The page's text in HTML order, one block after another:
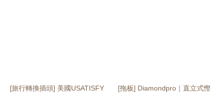
[旅行轉換插頭] 美國USATISFY
[拖板] Diamondpro｜直立式慳